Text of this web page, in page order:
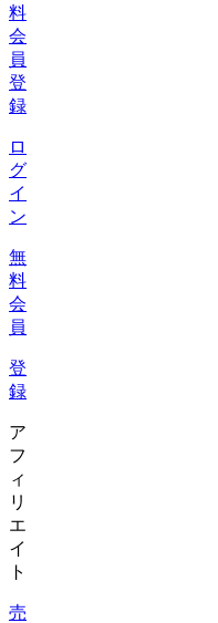
料
会
員
登
録
ロ
グ
イ
ン
無
料
会
員
登
録
ア
フ
ィ
リ
エ
イ
ト
売